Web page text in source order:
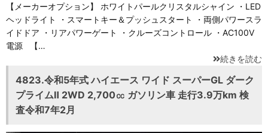
【メーカーオプション】 ホワイトパールクリスタルシャイン ・LED
ヘッドライト ・スマートキー＆プッシュスタート ・両側パワースラ
イドドア ・リアパワーゲート ・クルーズコントロール ・AC100V
電源 【…
続きを読む
4823.令和5年式 ハイエース ワイド スーパーGL ダーク
プライムⅡ 2WD 2,700㏄ ガソリン車 走行3.9万km 検
査令和7年2月